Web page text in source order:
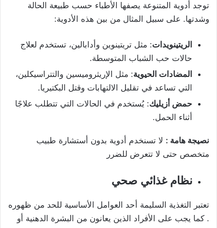
توجد أدوية المتنوعة يصفها الأطباء حسب طبيعة الحالة
وشدتها. على سبيل المثال من بين هذه الأدوية:
الريتينويدات: مثل تريتينوين وأدابالين، تستخدم لعلاج
حالات حب الشباب المتوسطة.
المضادات الحيوية: مثل الإريثروميسين والتتراسيكلين،
التي تساعد في تقليل الالتهابات وقتل البكتيريا.
حمض أزيليك: يُستخدم في الحالات التي تتطلب علاجًا
أثناء الحمل.
نصيجة هامة : لا تسنخدم أدوية بدون أستشارة طبيب
متخصص حتى لا تتعرض للضرر
نظام غذائي صحي
تعتبر التغذية السليمة أحد العوامل الأساسية للحد من ظهوره
. كما يجب على الأفراد الذين يعانون من البشرة الدهنية أو